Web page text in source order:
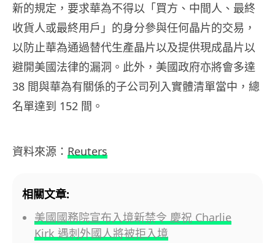
新的規定，要求華為不得以「買方、中間人、最終
收貨人或最終用戶」的身分參與任何晶片的交易，
以防止華為通過替代生產晶片以及提供現成晶片以
避開美國法律的漏洞。此外，美國政府亦將會多達
38 間與華為有關係的子公司列入實體清單當中，總
名單達到 152 間。
資料來源： Reuters
相關文章:
美國國務院宣布入境新禁令 慶祝 Charlie
Kirk 遇刺外國人將被拒入境